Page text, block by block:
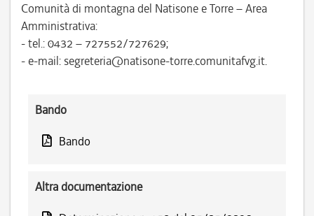
Comunità di montagna del Natisone e Torre – Area
Amministrativa:
- tel.: 0432 – 727552/727629;
- e-mail: segreteria@natisone-torre.comunitafvg.it.
Bando
Bando
Altra documentazione